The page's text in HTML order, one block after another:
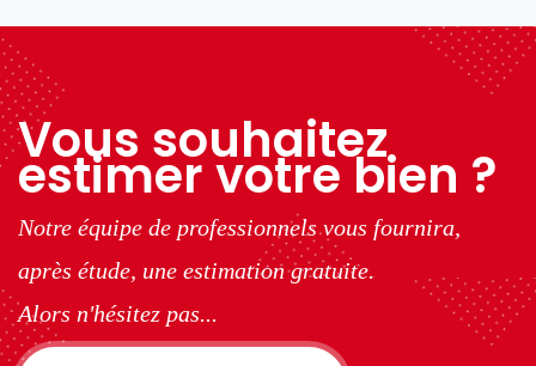
Vous souhaitez
estimer votre bien ?
Notre équipe de professionnels vous fournira,
après étude, une estimation gratuite.
Alors n'hésitez pas...